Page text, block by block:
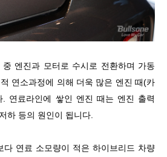
엔진과 모터로 수시로 전환하며 가동
연소과정에 의해 더욱 많은 엔진 때(카
. 연료라인에 쌓인 엔진 때는 엔진 출력
하 등의 원인이 됩니다.
다 연료 소모량이 적은 하이브리드 차량